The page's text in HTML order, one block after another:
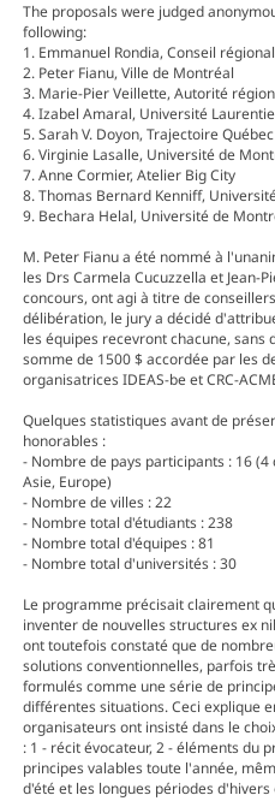
The proposals were judged
following:
1. Emmanuel Rondia, Conseil
2. Peter Fianu, Ville de Montréal
3. Marie-Pier Veillette, Autorité
4. Izabel Amaral, Université
5. Sarah V. Doyon, Trajectoire Québec
6. Virginie Lasalle, Université de
7. Anne Cormier, Atelier Big City
8. Thomas Bernard Kenniff,
9. Bechara Helal, Université de
M. Peter Fianu a été nommé à
les Drs Carmela Cucuzzella et Jean-
concours, ont agi à titre de
délibération, le jury a décidé
les équipes recevront chacune, sans
somme de 1500 $ accordée par les
organisatrices IDEAS-be et CRC-
Quelques statistiques avant de
honorables :
- Nombre de pays participants : 16
Asie, Europe)
- Nombre de villes : 22
- Nombre total d'étudiants : 238
- Nombre total d'équipes : 81
- Nombre total d'universités : 30
Le programme précisait clairement
inventer de nouvelles structures ex
ont toutefois constaté que de
solutions conventionnelles, parfois
formulés comme une série de
différentes situations. Ceci explique
organisateurs ont insisté dans le
: 1 - récit évocateur, 2 - éléments du
principes valables toute l'année,
d'été et les longues périodes